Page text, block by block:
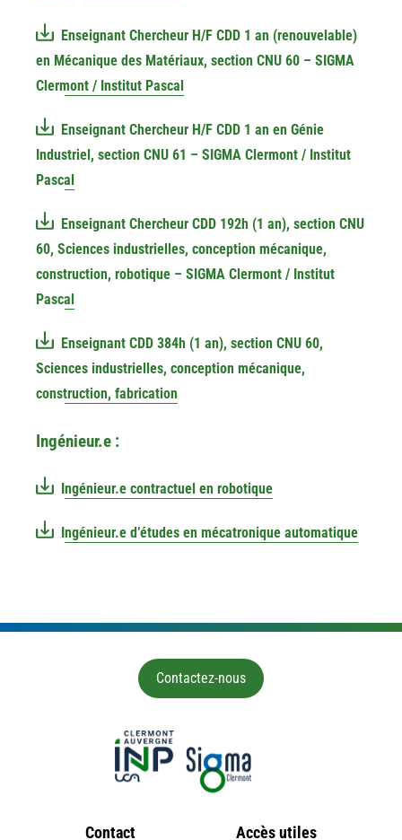
Enseignant Chercheur H/F CDD 1 an (renouvelable)
en Mécanique des Matériaux, section CNU 60 – SIGMA
Clermont / Institut Pascal
Enseignant Chercheur H/F CDD 1 an en Génie
Industriel, section CNU 61 – SIGMA Clermont / Institut
Pascal
Enseignant Chercheur CDD 192h (1 an), section CNU
60, Sciences industrielles, conception mécanique,
construction, robotique – SIGMA Clermont / Institut
Pascal
Enseignant CDD 384h (1 an), section CNU 60,
Sciences industrielles, conception mécanique,
construction, fabrication
Ingénieur.e :
Ingénieur.e contractuel en robotique
Ingénieur.e d’études en mécatronique automatique
Contactez-nous
Contact Accès utiles